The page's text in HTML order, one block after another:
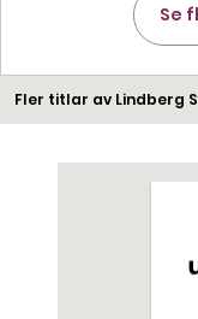
Se
Fler titlar av Lindberg